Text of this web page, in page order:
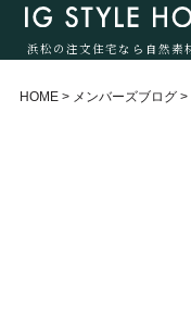
浜松の注文住宅なら自然素
HOME > メンバーズブログ >